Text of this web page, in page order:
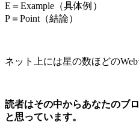
E＝Example（具体例）
P＝Point（結論）
ネット上には星の数ほどの
読者はその中からあなたのブ
と思っています。